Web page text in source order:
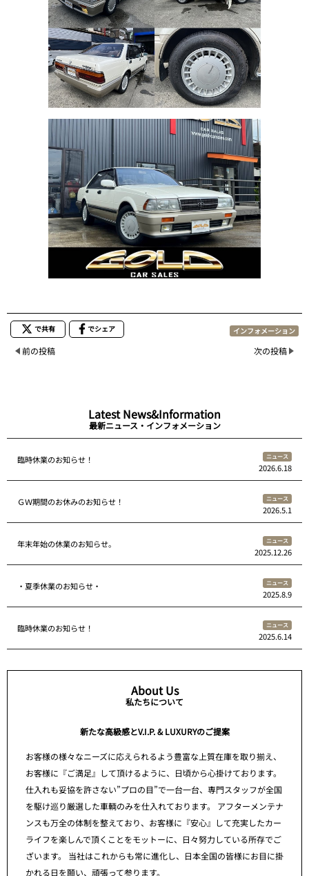
で共有 でシェア インフォメーション
前の投稿 次の投稿
Latest News&Information
最新ニュース・インフォメーション
臨時休業のお知らせ！ ニュース
2026.6.18
ＧＷ期間のお休みのお知らせ！ ニュース
2026.5.1
年末年始の休業のお知らせ。 ニュース
2025.12.26
・夏季休業のお知らせ・ ニュース
2025.8.9
臨時休業のお知らせ！ ニュース
2025.6.14
About Us
私たちについて
新たな高級感とV.I.P. & LUXURYのご提案
お客様の様々なニーズに応えられるよう豊富な上質在庫を取り揃え、
お客様に『ご満足』して頂けるように、日頃から心掛けております。
仕入れも妥協を許さない”プロの目”で一台一台、専門スタッフが全国
を駆け巡り厳選した車輌のみを仕入れております。 アフターメンテナ
ンスも万全の体制を整えており、お客様に『安心』して充実したカー
ライフを楽しんで頂くことをモットーに、日々努力している所存でご
ざいます。 当社はこれからも常に進化し、日本全国の皆様にお目に掛
かれる日を願い、頑張って参ります。